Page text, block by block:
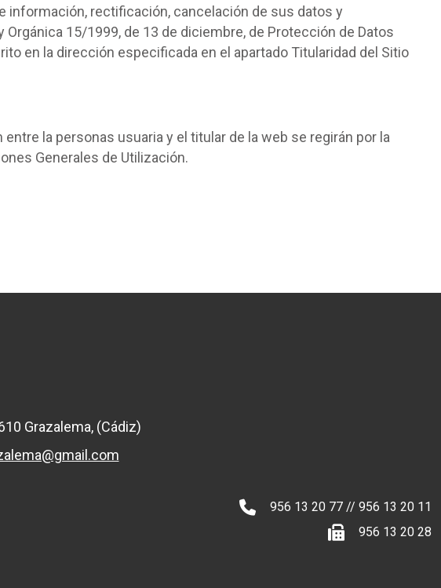
rectificación, cancelación de sus datos y
15/1999, de 13 de diciembre, de Protección de Datos
en la dirección especificada en el apartado Titularidad del Sitio
la personas usuaria y el titular de la web se regirán por la
Generales de Utilización.
Grazalema, (Cádiz)
956 13 20 77 // 956 13 20 11
956 13 20 28